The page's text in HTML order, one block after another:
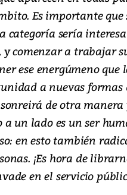
Es importante
categoría sería
y comenzar a trabajar
ese energúmeno
a nuevas formas
de otra manera
un lado es un ser
en esto también
¡Es hora de
en el servicio